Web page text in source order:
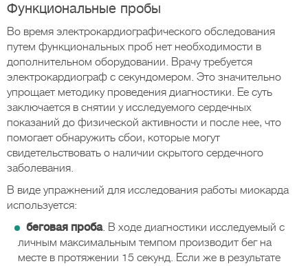
Функциональные пробы
Во время электрокардиографического обследования
путем функциональных проб нет необходимости в
дополнительном оборудовании. Врачу требуется
электрокардиограф с секундомером. Это значительно
упрощает методику проведения диагностики. Ее суть
заключается в снятии у исследуемого сердечных
показаний до физической активности и после нее, что
помогает обнаружить сбои, которые могут
свидетельствовать о наличии скрытого сердечного
заболевания.
В виде упражнений для исследования работы миокарда
используется:
беговая проба. В ходе диагностики исследуемый с
личным максимальным темпом производит бег на
месте в протяжении 15 секунд. Если же в результате